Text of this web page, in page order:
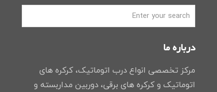
درباره ما
مرکز تخصصی انواع درب اتوماتیک، کرکره های
اتوماتیک و کرکره های برقی، دوربین مداربسته و